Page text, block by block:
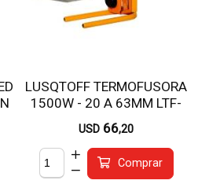
LUSQTOFF TERMOFUSORA
1500W - 20 A 63MM LTF-
6315
USD 66,20
Comprar